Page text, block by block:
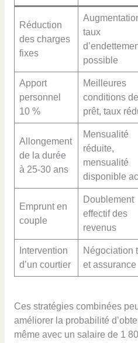
Réduction
des charges
fixes
taux
possible
Apport
personnel
10 %
Meilleures
conditions de
prêt, taux
Allongement
de la durée
à 25-30 ans
Mensualité
réduite,
mensualité
disponible
Emprunt en
couple
Doublement
effectif des
revenus
Intervention
d’un courtier
Négociation
et assurance
Ces stratégies combinées
améliorer la probabilité
même avec un salaire de 1